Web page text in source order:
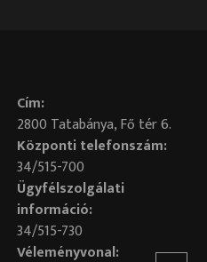
Cím:
2800 Tatabánya, Fő tér 6.
Központi telefonszám:
34/515-700
Ügyfélszolgálati
információ:
34/515-730
Véleményvonal: